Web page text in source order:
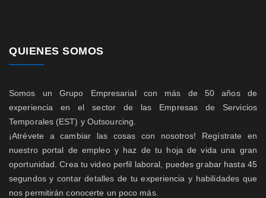
QUIENES SOMOS
Somos un Grupo Empresarial con más de 50 años de
experiencia en el sector de las Empresas de Servicios
Temporales (EST) y Outsourcing.
¡Atrévete a cambiar las cosas con nosotros! Regístrate en
nuestro portal de empleo y haz de tu hoja de vida una gran
oportunidad. Crea tu video perfil laboral, puedes grabar hasta 45
segundos y contar detalles de tu experiencia y habilidades que
nos permitirán conocerte un poco más.